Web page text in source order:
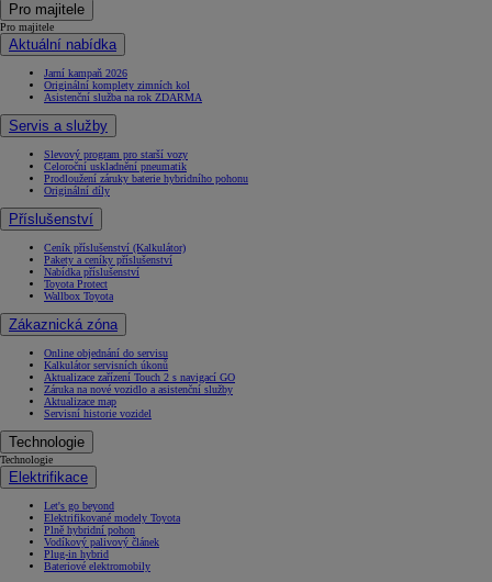
Pro majitele
Pro majitele
Aktuální nabídka
Jarní kampaň 2026
Originální komplety zimních kol
Asistenční služba na rok ZDARMA
Servis a služby
Slevový program pro starší vozy
Celoroční uskladnění pneumatik
Prodloužení záruky baterie hybridního pohonu
Originální díly
Příslušenství
Ceník příslušenství (Kalkulátor)
Pakety a ceníky příslušenství
Nabídka příslušenství
Toyota Protect
Wallbox Toyota
Zákaznická zóna
Online objednání do servisu
Kalkulátor servisních úkonů
Aktualizace zařízení Touch 2 s navigací GO
Záruka na nové vozidlo a asistenční služby
Aktualizace map
Servisní historie vozidel
Technologie
Technologie
Elektrifikace
Let's go beyond
Elektrifikované modely Toyota
Plně hybridní pohon
Vodíkový palivový článek
Plug-in hybrid
Bateriové elektromobily